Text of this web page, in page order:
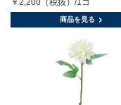
商品を見る